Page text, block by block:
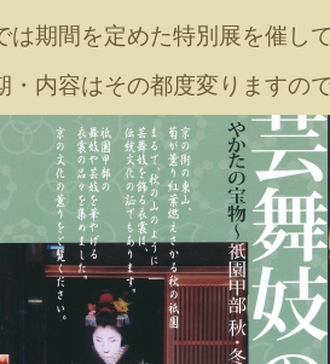
は期間を定めた特別展を催して
・内容はその都度変りますの